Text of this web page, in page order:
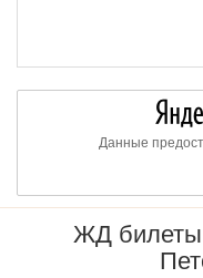
Данные
ЖД билеты